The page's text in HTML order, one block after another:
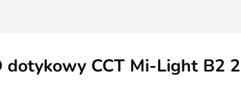
dotykowy CCT Mi-Light B2